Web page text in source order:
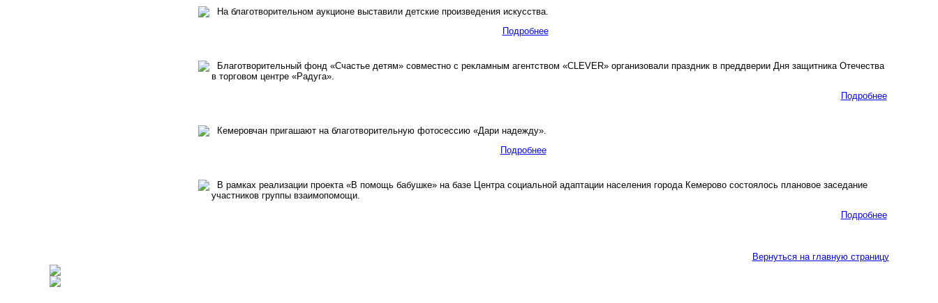
На благотворительном аукционе выставили детские произведения искусства.
Подробнее
Благотворительный фонд «Счастье детям» совместно с рекламным агентством «CLEVER» организовали праздник в преддверии Дня защитника Отечества
в торговом центре «Радуга».
Подробнее
Кемеровчан пригашают на благотворительную фотосессию «Дари надежду».
Подробнее
В рамках реализации проекта «В помощь бабушке» на базе Центра социальной адаптации населения города Кемерово состоялось плановое заседание
участников группы взаимопомощи.
Подробнее
Вернуться на главную страницу